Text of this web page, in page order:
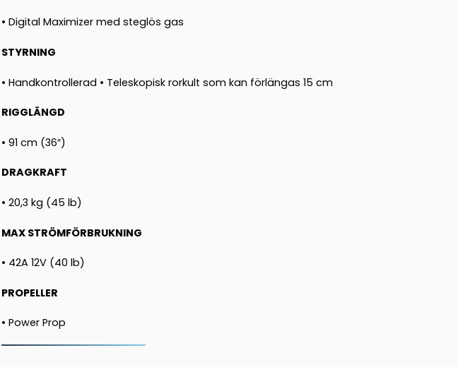
• Digital Maximizer med steglös gas
STYRNING
• Handkontrollerad • Teleskopisk rorkult som kan förlängas 15 cm
RIGGLÄNGD
• 91 cm (36″)
DRAGKRAFT
• 20,3 kg (45 lb)
MAX STRÖMFÖRBRUKNING
• 42A 12V (40 lb)
PROPELLER
• Power Prop